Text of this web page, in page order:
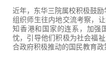
近年，东华三院属校积极鼓
组织师生往内地交流考察，
知香港和国家的连系，加强
忱，引导他们积极为社会福
合政府积极推动的国民教育政